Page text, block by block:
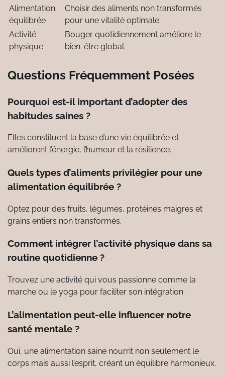
Alimentation
équilibrée
Choisir des aliments non transformés
pour une vitalité optimale.
Activité
physique
Bouger quotidiennement améliore le
bien-être global.
Questions Fréquemment Posées
Pourquoi est-il important d’adopter des
habitudes saines ?
Elles constituent la base d’une vie équilibrée et
améliorent l’énergie, l’humeur et la résilience.
Quels types d’aliments privilégier pour une
alimentation équilibrée ?
Optez pour des fruits, légumes, protéines maigres et
grains entiers non transformés.
Comment intégrer l’activité physique dans sa
routine quotidienne ?
Trouvez une activité qui vous passionne comme la
marche ou le yoga pour faciliter son intégration.
L’alimentation peut-elle influencer notre
santé mentale ?
Oui, une alimentation saine nourrit non seulement le
corps mais aussi l’esprit, créant un équilibre harmonieux.